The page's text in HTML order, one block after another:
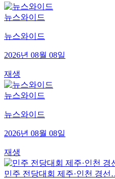
뉴스와이드
뉴스와이드
2026년 08월 08일
재생
뉴스와이드
뉴스와이드
2026년 08월 08일
재생
민주 전당대회 제주·인천 경